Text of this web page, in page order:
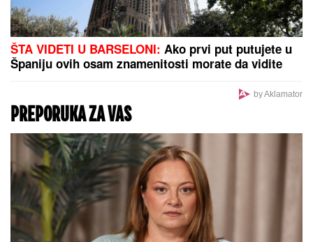
ŠTA VIDETI U BARSELONI: Ako prvi put putujete u
Španiju ovih osam znamenitosti morate da vidite
by Aklamator
PREPORUKA ZA VAS